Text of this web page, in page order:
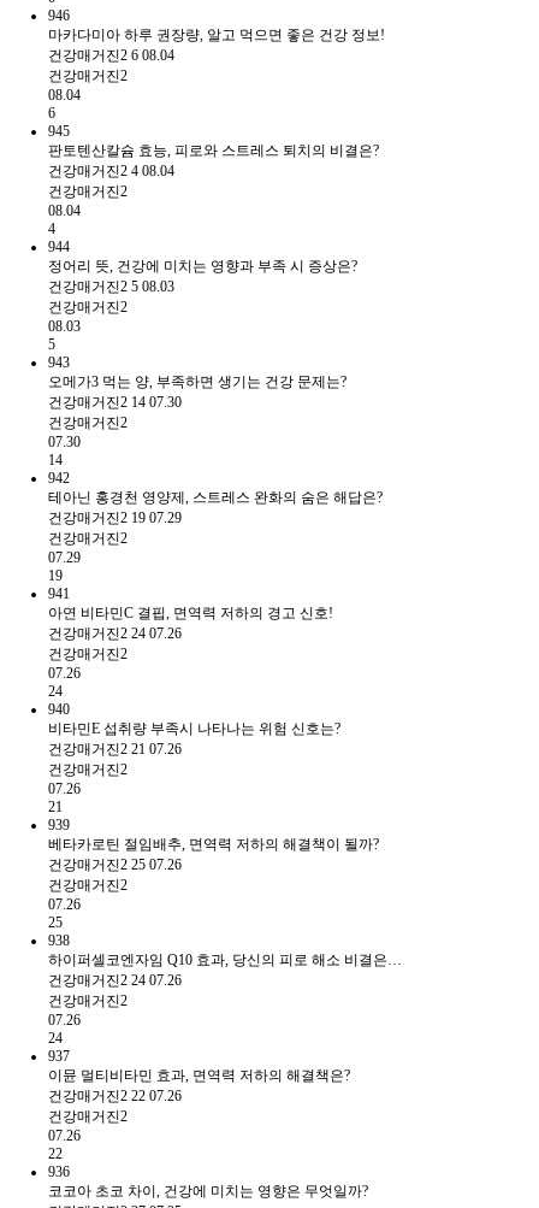
946
마카다미아 하루 권장량, 알고 먹으면 좋은 건강 정보!
건강매거진2 6 08.04
건강매거진2
08.04
6
945
판토텐산칼슘 효능, 피로와 스트레스 퇴치의 비결은?
건강매거진2 4 08.04
건강매거진2
08.04
4
944
정어리 뜻, 건강에 미치는 영향과 부족 시 증상은?
건강매거진2 5 08.03
건강매거진2
08.03
5
943
오메가3 먹는 양, 부족하면 생기는 건강 문제는?
건강매거진2 14 07.30
건강매거진2
07.30
14
942
테아닌 홍경천 영양제, 스트레스 완화의 숨은 해답은?
건강매거진2 19 07.29
건강매거진2
07.29
19
941
아연 비타민C 결핍, 면역력 저하의 경고 신호!
건강매거진2 24 07.26
건강매거진2
07.26
24
940
비타민E 섭취량 부족시 나타나는 위험 신호는?
건강매거진2 21 07.26
건강매거진2
07.26
21
939
베타카로틴 절임배추, 면역력 저하의 해결책이 될까?
건강매거진2 25 07.26
건강매거진2
07.26
25
938
하이퍼셀코엔자임 Q10 효과, 당신의 피로 해소 비결은…
건강매거진2 24 07.26
건강매거진2
07.26
24
937
이뮨 멀티비타민 효과, 면역력 저하의 해결책은?
건강매거진2 22 07.26
건강매거진2
07.26
22
936
코코아 초코 차이, 건강에 미치는 영향은 무엇일까?